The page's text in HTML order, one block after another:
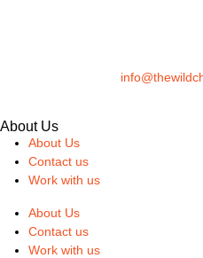
About Us
About Us
Contact us
Work with us
About Us
Contact us
Work with us